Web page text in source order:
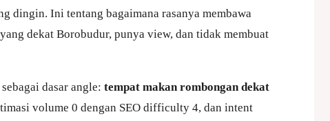
dingin. Ini tentang bagaimana rasanya membawa
dekat Borobudur, punya view, dan tidak membuat
dasar angle: tempat makan rombongan dekat
volume 0 dengan SEO difficulty 4, dan intent